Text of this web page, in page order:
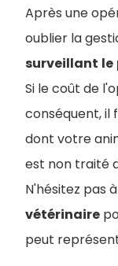
Après une
oublier la
surveillant le
Si le coût de
conséquent, il
dont votre
est non traité
N'hésitez pas à
vétérinaire
peut